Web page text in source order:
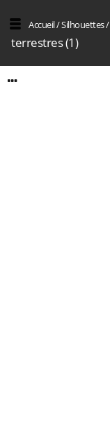
Accueil/Silhouettes/
terrestres (1)